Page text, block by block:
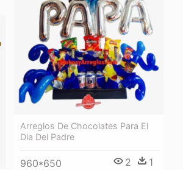
Arreglos De Chocolates Para El
Dia Del Padre
960*650 2 1